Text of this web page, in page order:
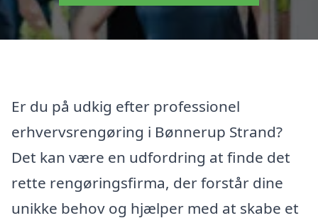
Er du på udkig efter professionel
erhvervsrengøring i Bønnerup Strand?
Det kan være en udfordring at finde det
rette rengøringsfirma, der forstår dine
unikke behov og hjælper med at skabe et